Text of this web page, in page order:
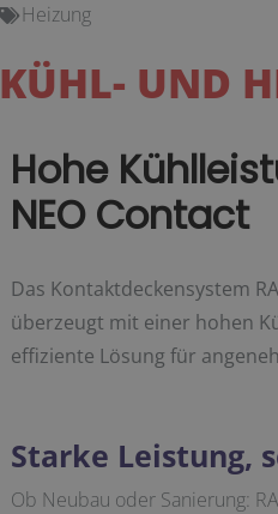
Heizung
KÜHL- UND
Hohe
NEO Contact
Das Kontaktdeckensystem
überzeugt mit einer hohen
effiziente Lösung für
Starke Leistung,
Ob Neubau oder Sanierung: